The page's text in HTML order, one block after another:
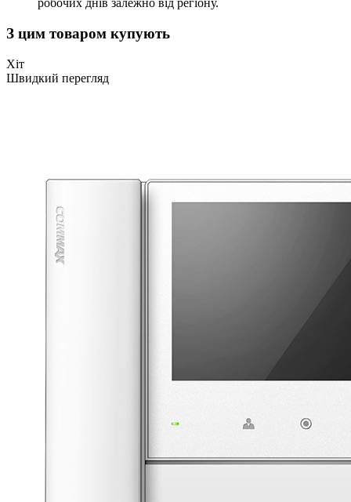
робочих днів залежно від регіону.
З цим товаром купують
Хіт
Швидкий перегляд